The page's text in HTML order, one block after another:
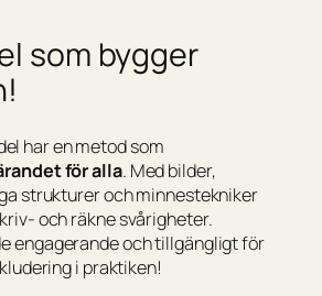
som bygger
har en metod som
för alla. Med bilder,
strukturer och minnestekniker
och räkne svårigheter.
engagerande och tillgängligt för
i praktiken!